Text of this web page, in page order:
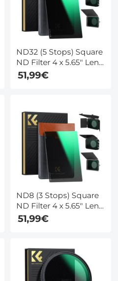
ND32 (5 Stops) Square
ND Filter 4 x 5.65" Lens
Filter Met Neutrale
51,99€
ND8 (3 Stops) Square
ND Filter 4 x 5.65" Lens
Filter Met Neutrale
Dichtheid Compatibel
en SmallRig Matte Box
51,99€